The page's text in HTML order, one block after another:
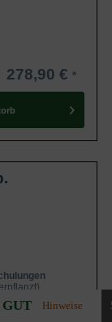
GUT Hinweise
278,90 €
ab KW43